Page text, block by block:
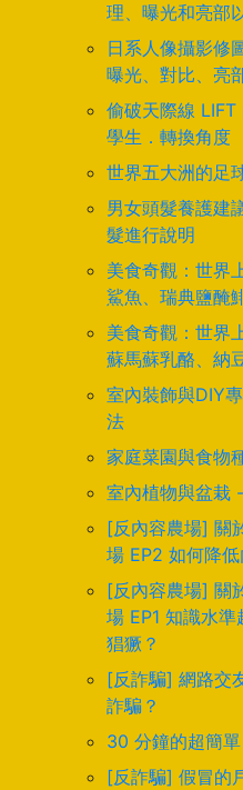
理、曝光和亮部
日系人像攝影修
曝光、對比、亮
偷破天際線
學生．轉換角度
世界五大洲的足
男女頭髮養護建
髮進行說明
美食奇觀：世界
鯊魚、瑞典鹽醃
美食奇觀：世界
蘇馬蘇乳酪、納
室內裝飾與DIY
法
家庭菜園與食物
室內植物與盆栽
[反內容農場] 關
場 EP2 如何降
[反內容農場] 關
場 EP1 知識水
猖獗？
[反詐騙] 網路交
詐騙？
30 分鐘的超簡
[反詐騙] 假冒的